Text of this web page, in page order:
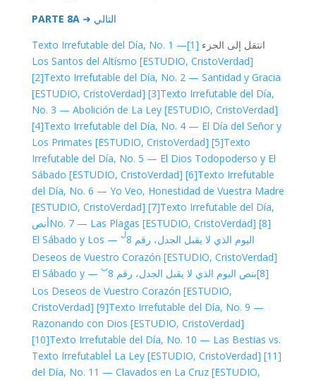
التالي ➜PARTE 8A
انتقل إلى الجزء [1]
Texto Irrefutable del Día, No. 1 —
Los Santos del Altísmo [ESTUDIO, CristoVerdad]
[2]Texto Irrefutable del Día, No. 2 — Santidad y Gracia
[ESTUDIO, CristoVerdad] [3]Texto Irrefutable del Día,
No. 3 — Abolición de La Ley [ESTUDIO, CristoVerdad]
[4]Texto Irrefutable del Día, No. 4 — El Día del Señor y
Los Primates [ESTUDIO, CristoVerdad] [5]Texto
Irrefutable del Día, No. 5 — El Dios Todopoderso y El
Sábado [ESTUDIO, CristoVerdad] [6]Texto Irrefutable
del Día, No. 6 — Yo Veo, Honestidad de Vuestra Madre
[ESTUDIO, CristoVerdad] [7]Texto Irrefutable del Día,
No. 7 — Las Plagas [ESTUDIO, CristoVerdad] [8]أ
نص
اليوم الذي لا يقبل الجدل، رقم 8
ل
— El Sábado y Los
Deseos de Vuestro Corazón [ESTUDIO, CristoVerdad]
[8]ب نص اليوم الذي لا يقبل الجدل، رقم 8 ب
— El Sábado y
Los Deseos de Vuestro Corazón [ESTUDIO,
CristoVerdad] [9]Texto Irrefutable del Día, No. 9 —
Razonando con Dios [ESTUDIO, CristoVerdad]
[10]Texto Irrefutable del Día, No. 10 — Las Bestias vs.
La Ley [ESTUDIO, CristoVerdad] [11] أ
Texto Irrefutable
del Día, No. 11 — Clavados en La Cruz [ESTUDIO,